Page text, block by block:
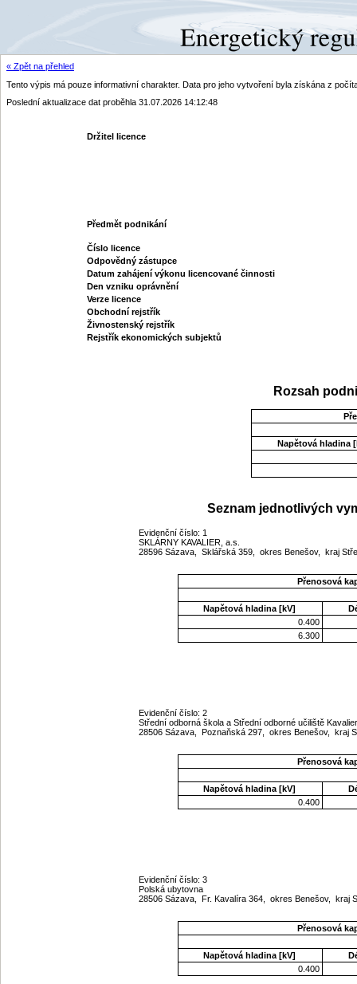
« Zpět na přehled
Tento výpis má pouze informativní charakter. Data pro jeho vytvoření byla získána z
Poslední aktualizace dat proběhla 31.07.2026 14:12:48
Držitel licence
Předmět podnikání
Číslo licence
Odpovědný zástupce
Datum zahájení výkonu licencované činnosti
Den vzniku oprávnění
Verze licence
Obchodní rejstřík
Živnostenský rejstřík
Rejstřík ekonomických subjektů
Rozsah
Napětová hladina
Seznam jednotlivých
Evidenční číslo: 1
SKLÁRNY KAVALIER, a.s.
28596 Sázava, Sklářská 359, okres Benešov, kraj
Přenosová
Napětová hladina [kV]
0.400
6.300
Evidenční číslo: 2
Střední odborná škola a Střední odborné učiliště
28506 Sázava, Poznaňská 297, okres Benešov, kraj
Přenosová
Napětová hladina [kV]
0.400
Evidenční číslo: 3
Polská ubytovna
28506 Sázava, Fr. Kavalíra 364, okres Benešov, kraj
Přenosová
Napětová hladina [kV]
0.400